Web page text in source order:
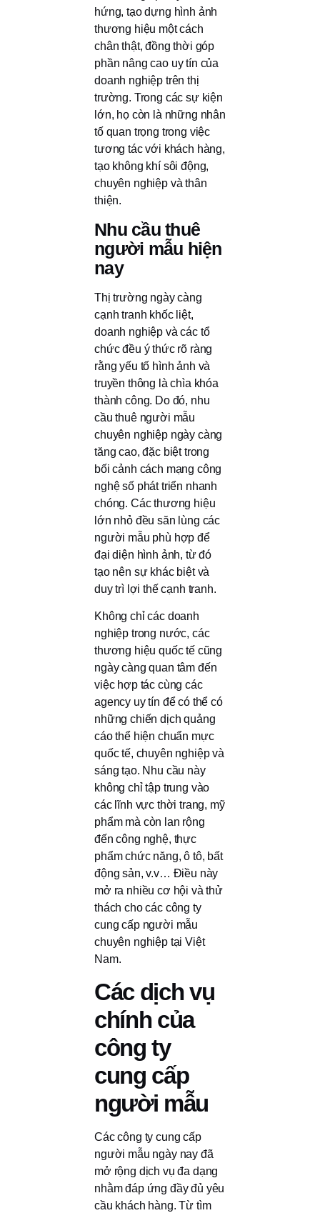
hứng, tạo dựng hình ảnh
thương hiệu một cách
chân thật, đồng thời góp
phần nâng cao uy tín của
doanh nghiệp trên thị
trường. Trong các sự kiện
lớn, họ còn là những nhân
tố quan trọng trong việc
tương tác với khách hàng,
tạo không khí sôi động,
chuyên nghiệp và thân
thiện.
Nhu cầu thuê
người mẫu hiện
nay
Thị trường ngày càng
cạnh tranh khốc liệt,
doanh nghiệp và các tổ
chức đều ý thức rõ ràng
rằng yếu tố hình ảnh và
truyền thông là chìa khóa
thành công. Do đó, nhu
cầu thuê người mẫu
chuyên nghiệp ngày càng
tăng cao, đặc biệt trong
bối cảnh cách mạng công
nghệ số phát triển nhanh
chóng. Các thương hiệu
lớn nhỏ đều săn lùng các
người mẫu phù hợp để
đại diện hình ảnh, từ đó
tạo nên sự khác biệt và
duy trì lợi thế cạnh tranh.
Không chỉ các doanh
nghiệp trong nước, các
thương hiệu quốc tế cũng
ngày càng quan tâm đến
việc hợp tác cùng các
agency uy tín để có thể có
những chiến dịch quảng
cáo thể hiện chuẩn mực
quốc tế, chuyên nghiệp và
sáng tạo. Nhu cầu này
không chỉ tập trung vào
các lĩnh vực thời trang, mỹ
phẩm mà còn lan rộng
đến công nghệ, thực
phẩm chức năng, ô tô, bất
động sản, v.v… Điều này
mở ra nhiều cơ hội và thử
thách cho các công ty
cung cấp người mẫu
chuyên nghiệp tại Việt
Nam.
Các dịch vụ
chính của
công ty
cung cấp
người mẫu
Các công ty cung cấp
người mẫu ngày nay đã
mở rộng dịch vụ đa dạng
nhằm đáp ứng đầy đủ yêu
cầu khách hàng. Từ tìm